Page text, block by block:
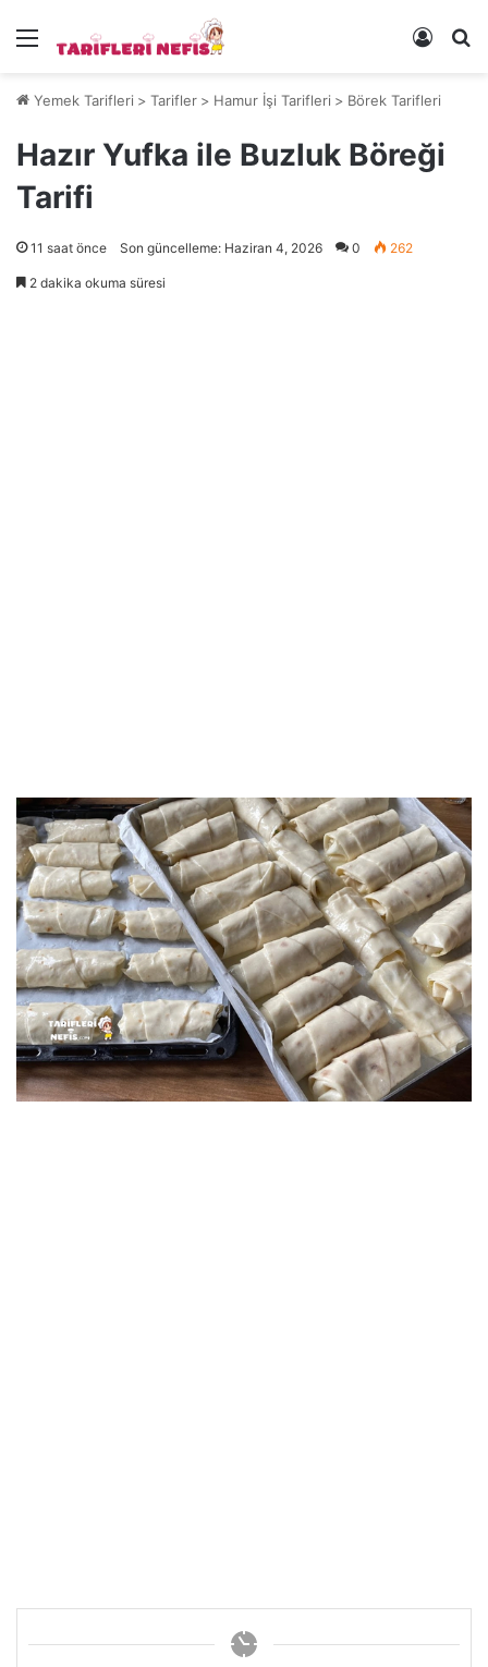
Menü Kayıt
Yemek Tarifleri > Tarifler > Hamur İşi Tarifleri > Börek Tarifleri
Hazır Yufka ile Buzluk Böreği
Tarifi
11 saat önce Son güncelleme: Haziran 4, 2026 0 262
2 dakika okuma süresi